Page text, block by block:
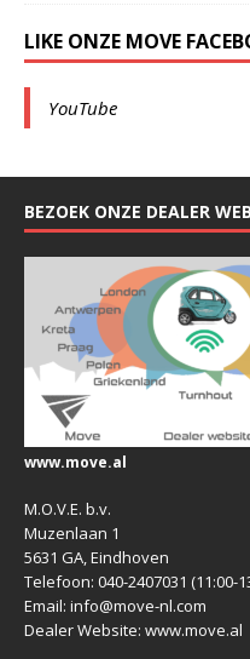
LIKE ONZE MOVE
YouTube
BEZOEK ONZE DEALER
www.move.al
M.O.V.E. b.v.
Muzenlaan 1
5631 GA, Eindhoven
Telefoon: 040-2407031 (11:00-
Email: info@move-nl.com
Dealer Website: www.move.al